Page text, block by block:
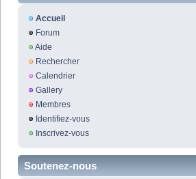
Accueil
Forum
Aide
Rechercher
Calendrier
Gallery
Membres
Identifiez-vous
Inscrivez-vous
Soutenez-nous